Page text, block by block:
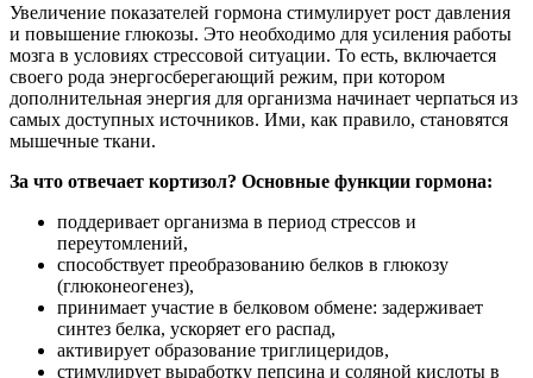
Увеличение показателей гормона стимулирует рост давления
и повышение глюкозы. Это необходимо для усиления работы
мозга в условиях стрессовой ситуации. То есть, включается
своего рода энергосберегающий режим, при котором
дополнительная энергия для организма начинает черпаться из
самых доступных источников. Ими, как правило, становятся
мышечные ткани.
За что отвечает кортизол? Основные функции гормона:
поддеривает организма в период стрессов и
переутомлений,
способствует преобразованию белков в глюкозу
(глюконеогенез),
принимает участие в белковом обмене: задерживает
синтез белка, ускоряет его распад,
активирует образование триглицеридов,
стимулирует выработку пепсина и соляной кислоты в